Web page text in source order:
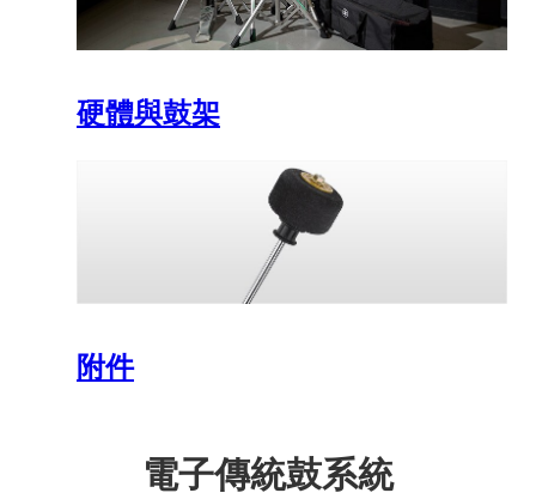
硬體與鼓架
附件
電子傳統鼓系統